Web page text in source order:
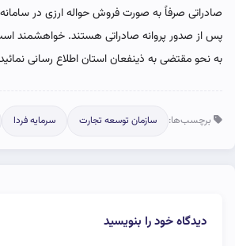
پس از صدور پروانه صادراتی هستند. خواهشمند
به نحو مقتضی به ذینفعان استان اطلاع رسانی
برچسب‌ها: سازمان توسعه تجارت سرمایه فردا
دیدگاه خود را بنویسید